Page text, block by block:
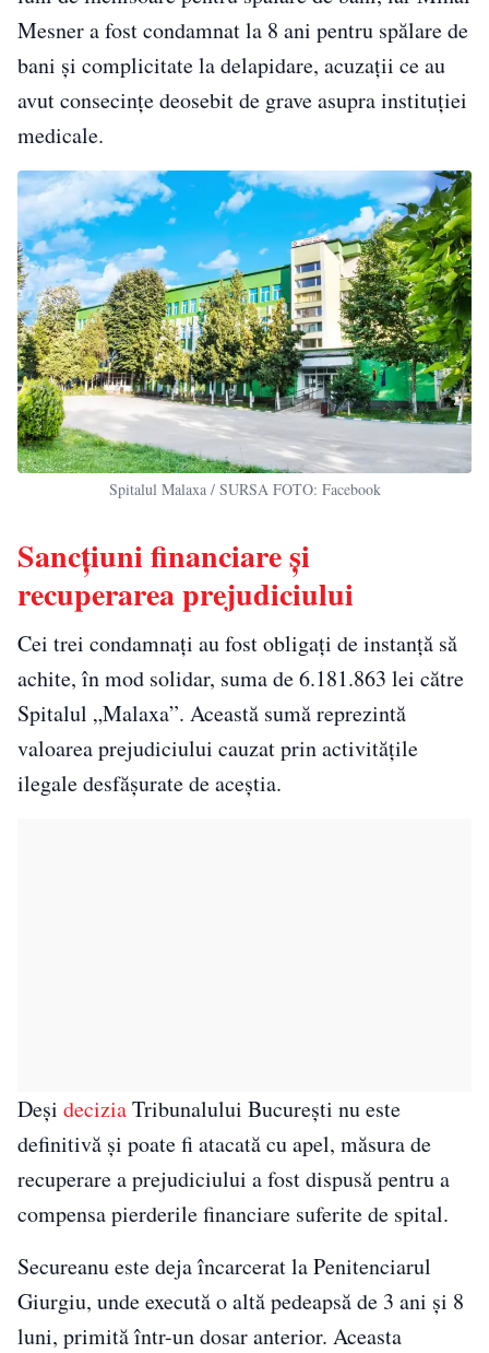
Mesner a fost condamnat la 8 ani pentru spălare de
bani și complicitate la delapidare, acuzații ce au
avut consecințe deosebit de grave asupra instituției
medicale.
Spitalul Malaxa / SURSA FOTO: Facebook
Sancțiuni financiare și
recuperarea prejudiciului
Cei trei condamnați au fost obligați de instanță să
achite, în mod solidar, suma de 6.181.863 lei către
Spitalul „Malaxa”. Această sumă reprezintă
valoarea prejudiciului cauzat prin activitățile
ilegale desfășurate de aceștia.
Deși deciziaTribunalului București nu este
definitivă și poate fi atacată cu apel, măsura de
recuperare a prejudiciului a fost dispusă pentru a
compensa pierderile financiare suferite de spital.
Secureanu este deja încarcerat la Penitenciarul
Giurgiu, unde execută o altă pedeapsă de 3 ani și 8
luni, primită într-un dosar anterior. Aceasta